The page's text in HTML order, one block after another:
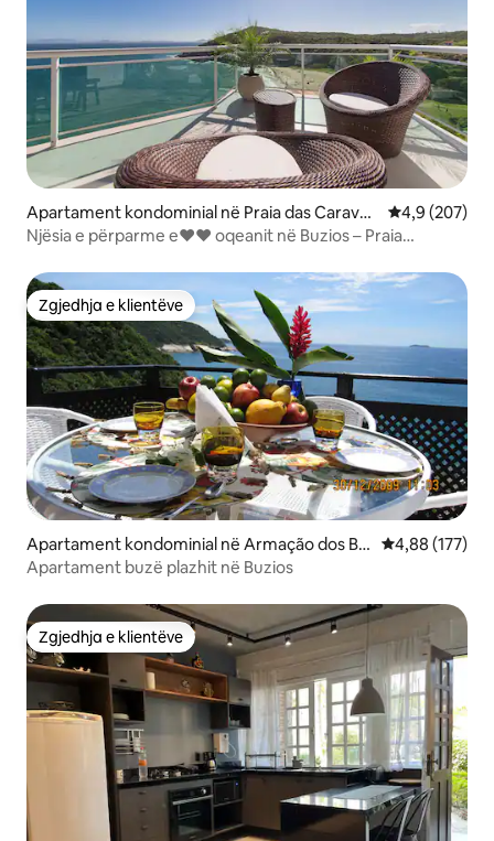
Apartament kondominial në Praia das Caravel
as
Vlerësimi
4,9 (207)
Njësia e përparme e❤❤ oqeanit në Buzios – Praia
Zgjedhja e klientëve
Zgjedhja e klientëve
Apartament kondominial në Armação dos Bú
zios
Vlerësimi
4,88 (177)
Apartament buzë plazhit në Buzios
Zgjedhja e klientëve
Zgjedhja e klientëve